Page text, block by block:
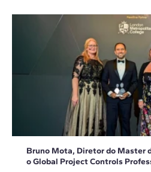
Bruno Mota, Diretor do Master
o Global Project Controls